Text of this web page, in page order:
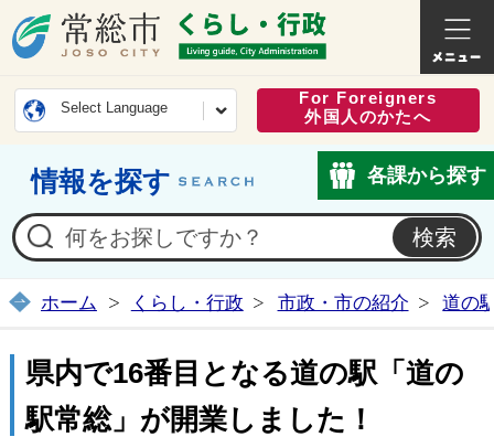
常総市公式ホームページ
くらし
Select Language
For Foreigners
外国人のかたへ
情報を探す 各課から探す
ホーム くらし・行政 市政・市の紹介 道の
県内で16番目となる道の駅「道の
駅常総」が開業しました！